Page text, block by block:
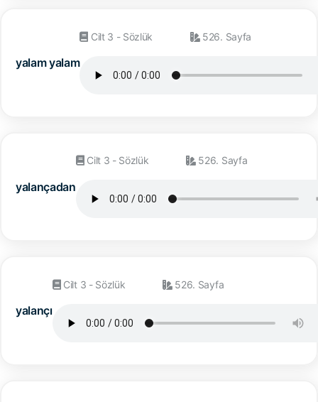
yalam yalam
Cilt 3 - Sözlük 526. Sayfa
yalançadan
Cilt 3 - Sözlük 526. Sayfa
yalançı
Cilt 3 - Sözlük 526. Sayfa